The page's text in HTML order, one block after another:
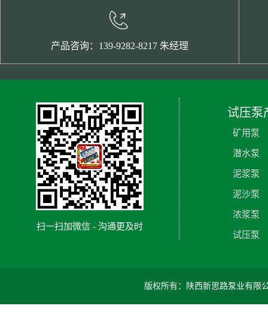
产品咨询：139-9282-8217 朱经理
扫一扫加微信 - 沟通更及时
试压泵
矿用泵
潜水泵
泥浆泵
泥沙泵
浓浆泵
试压泵
版权所有：陕西新思路泵业